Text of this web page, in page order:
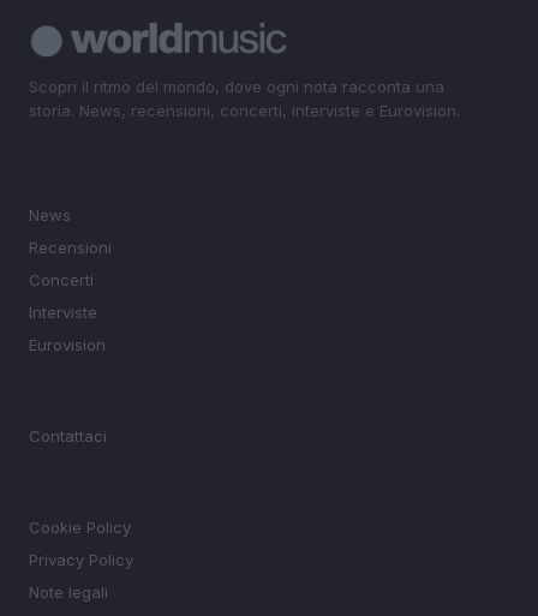
Scopri il ritmo del mondo, dove ogni nota racconta una
storia. News, recensioni, concerti, interviste e Eurovision.
News
Recensioni
Concerti
Interviste
Eurovision
Contattaci
Cookie Policy
Privacy Policy
Note legali